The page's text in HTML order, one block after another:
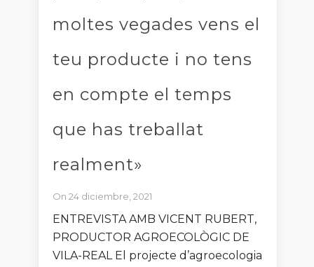
moltes vegades vens el
teu producte i no tens
en compte el temps
que has treballat
realment»
On 24 diciembre, 2021
ENTREVISTA AMB VICENT RUBERT,
PRODUCTOR AGROECOLÒGIC DE
VILA-REAL El projecte d’agroecologia